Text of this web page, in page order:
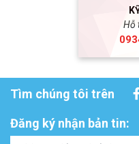
Hỗ
Tìm chúng tôi trên
Đăng ký nhận bản tin: